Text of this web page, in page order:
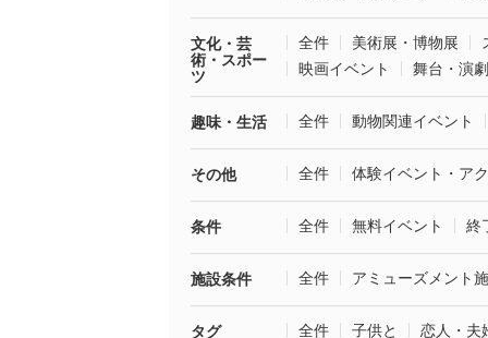
文化・芸
術・スポー
ツ
全件 美術展・博物展
映画イベント
舞台・演劇
趣味・生活 全件 動物関連イベント
その他 全件 体験イベント・ア
条件 全件 無料イベント 終
施設条件 全件 アミューズメント
タグ 全件 子供と 恋人・夫